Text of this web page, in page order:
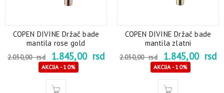
COPEN DIVINE Držač bade
mantila rose gold
2.050,00rsd 1.845,00 rsd
AKCIJA - 10%
COPEN DIVINE Držač bade
mantila zlatni
2.050,00rsd 1.845,00 rsd
AKCIJA - 10%